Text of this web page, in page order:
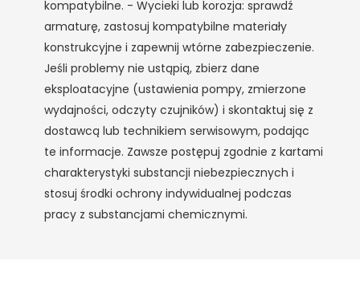
kompatybilne. - Wycieki lub korozja: sprawdź
armaturę, zastosuj kompatybilne materiały
konstrukcyjne i zapewnij wtórne zabezpieczenie.
Jeśli problemy nie ustąpią, zbierz dane
eksploatacyjne (ustawienia pompy, zmierzone
wydajności, odczyty czujników) i skontaktuj się z
dostawcą lub technikiem serwisowym, podając
te informacje. Zawsze postępuj zgodnie z kartami
charakterystyki substancji niebezpiecznych i
stosuj środki ochrony indywidualnej podczas
pracy z substancjami chemicznymi.